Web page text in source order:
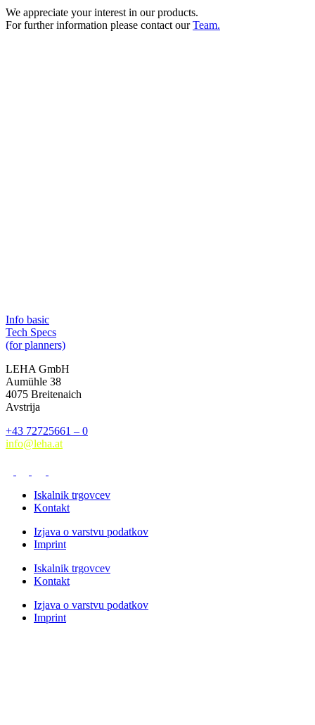
We appreciate your interest in our products.
For further information please contact ourTeam.
Info basic
Tech Specs
(for planners)
LEHA GmbH
Aumühle 38
4075 Breitenaich
Avstrija
+43 72725661 – 0
info@leha.at
Iskalnik trgovcev
Kontakt
Izjava o varstvu podatkov
Imprint
Iskalnik trgovcev
Kontakt
Izjava o varstvu podatkov
Imprint